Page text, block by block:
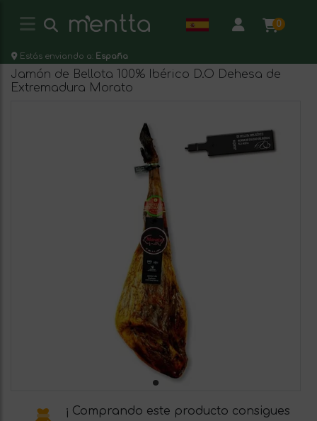
0
Estás enviando a: España
Jamón de Bellota 100% Ibérico D.O Dehesa de
Extremadura Morato
¡ Comprando este producto consigues